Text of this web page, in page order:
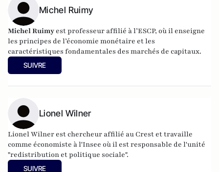
Michel Ruimy
Michel Ruimy est professeur affilié à l’ESCP, où il enseigne
les principes de l’économie monétaire et les
caractéristiques fondamentales des marchés de capitaux.
SUIVRE
Lionel Wilner
Lionel Wilner est chercheur affilié au Crest et travaille
comme économiste à l'Insee où il est responsable de l'unité
"redistribution et politique sociale".
SUIVRE